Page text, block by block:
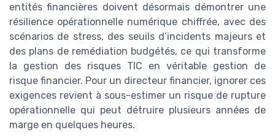
entités financières doivent désormais démontrer une
résilience opérationnelle numérique chiffrée, avec des
scénarios de stress, des seuils d’incidents majeurs et
des plans de remédiation budgétés, ce qui transforme
la gestion des risques TIC en véritable gestion de
risque financier. Pour un directeur financier, ignorer ces
exigences revient à sous-estimer un risque de rupture
opérationnelle qui peut détruire plusieurs années de
marge en quelques heures.